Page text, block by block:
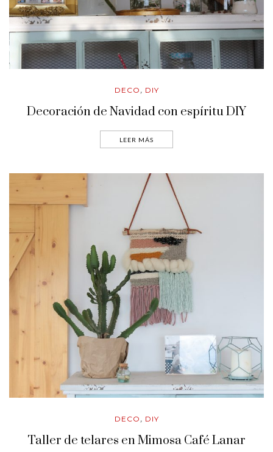
DECO , DIY
Decoración de Navidad con espíritu DIY
LEER MÁS
DECO , DIY
Taller de telares en Mimosa Café Lanar